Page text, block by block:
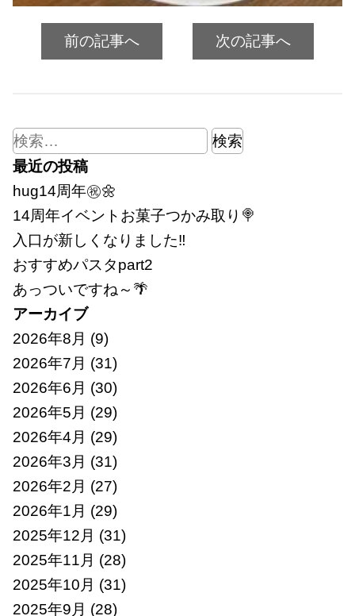
前の記事へ 次の記事へ
検
索:
最近の投稿
hug14周年㊗🌼
14周年イベントお菓子つかみ取り🍭
入口が新しくなりました‼
おすすめパスタpart2
あっついですね～🌴
アーカイブ
2026年8月 (9)
2026年7月 (31)
2026年6月 (30)
2026年5月 (29)
2026年4月 (29)
2026年3月 (31)
2026年2月 (27)
2026年1月 (29)
2025年12月 (31)
2025年11月 (28)
2025年10月 (31)
2025年9月 (28)